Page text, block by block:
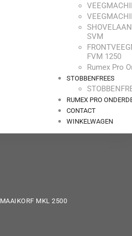
SVM
FVM 1250
Rumex Pro
STOBBENFREES
RUMEX PRO
CONTACT
WINKELWAGEN
MAAIKORF MKL 2500